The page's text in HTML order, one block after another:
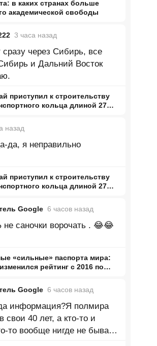
в каких странах больше
академической свободы
3 часа назад
сразу через Сибирь, все
и Дальний Восток
приступил к строительству
кольца длиной 27
назад
да, я неправильно
приступил к строительству
кольца длиной 27
Google 6 часов назад
саночки ворочать . 😂😂
«сильные» паспорта мира:
рейтинг с 2016 по
Google 6 часов назад
информация?Я полмира
свои 40 лет, а кто-то и
то вообще нигде не бывает,